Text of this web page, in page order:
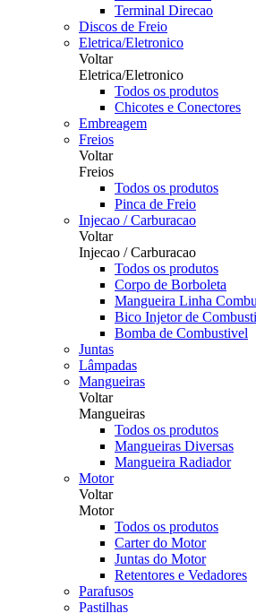
Terminal Direcao
Discos de Freio
Eletrica/Eletronico
Voltar
Eletrica/Eletronico
Todos os produtos
Chicotes e Conectores
Embreagem
Freios
Voltar
Freios
Todos os produtos
Pinca de Freio
Injecao / Carburacao
Voltar
Injecao / Carburacao
Todos os produtos
Corpo de Borboleta
Mangueira Linha
Bico Injetor de
Bomba de Combustivel
Juntas
Lâmpadas
Mangueiras
Voltar
Mangueiras
Todos os produtos
Mangueiras Diversas
Mangueira Radiador
Motor
Voltar
Motor
Todos os produtos
Carter do Motor
Juntas do Motor
Retentores e Vedadores
Parafusos
Pastilhas